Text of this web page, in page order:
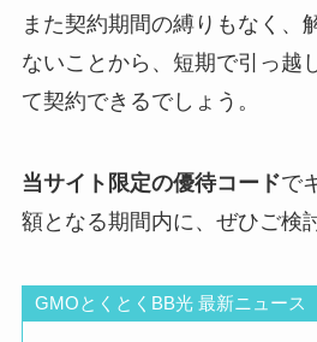
また契約期間の縛りもなく、
ないことから、短期で引っ越
て契約できるでしょう。
当サイト限定の優待コードで
額となる期間内に、ぜひご検
GMOとくとくBB光 最新ニュース